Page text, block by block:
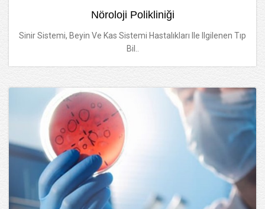
Nöroloji Polikliniği
Sinir Sistemi, Beyin Ve Kas Sistemi Hastalıkları Ile Ilgilenen Tıp
Bil..